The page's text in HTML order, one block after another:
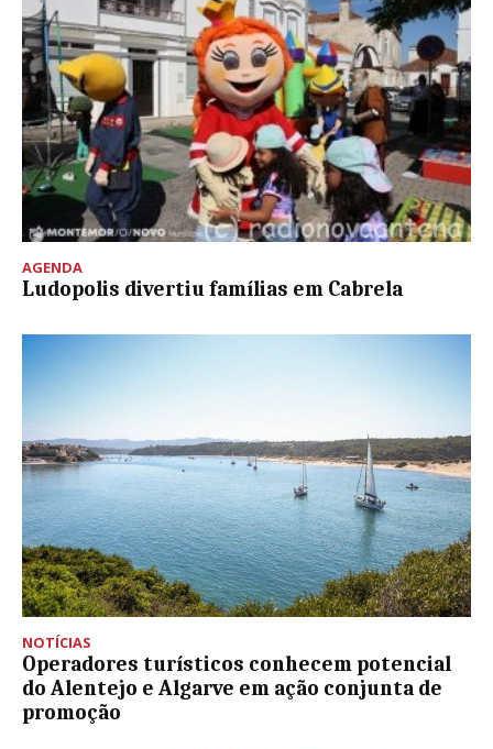
AGENDA
Ludopolis divertiu famílias em Cabrela
NOTÍCIAS
Operadores turísticos conhecem potencial
do Alentejo e Algarve em ação conjunta de
promoção